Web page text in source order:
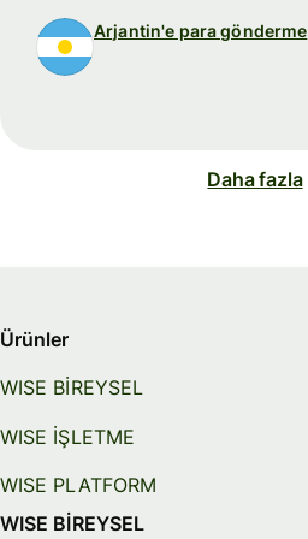
Arjantin'e para gönderme
Daha fazla
Ürünler
WISE BİREYSEL
WISE İŞLETME
WISE PLATFORM
WISE BİREYSEL